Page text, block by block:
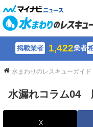
掲載業者 1,422業者
水まわりのレスキューガイド
水漏れコラム04
X